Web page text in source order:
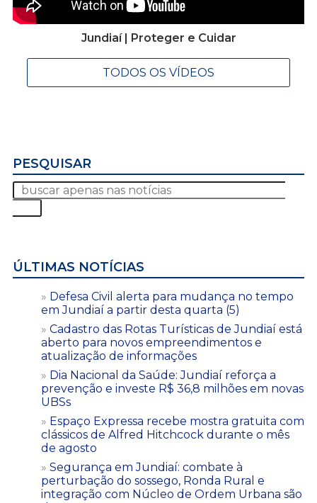
Jundiaí | Proteger e Cuidar
TODOS OS VÍDEOS
PESQUISAR
ÚLTIMAS NOTÍCIAS
Defesa Civil alerta para mudança no tempo
em Jundiaí a partir desta quarta (5)
Cadastro das Rotas Turísticas de Jundiaí está
aberto para novos empreendimentos e
atualização de informações
Dia Nacional da Saúde: Jundiaí reforça a
prevenção e investe R$ 36,8 milhões em novas
UBSs
Espaço Expressa recebe mostra gratuita com
clássicos de Alfred Hitchcock durante o mês
de agosto
Segurança em Jundiaí: combate à
perturbação do sossego, Ronda Rural e
integração com Núcleo de Ordem Urbana são